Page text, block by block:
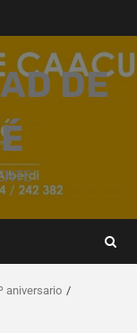
DE
aniversario